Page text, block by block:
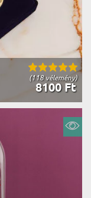
(118 vélemény)
8100 Ft